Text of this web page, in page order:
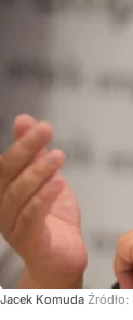
Jacek Komuda Źródło: